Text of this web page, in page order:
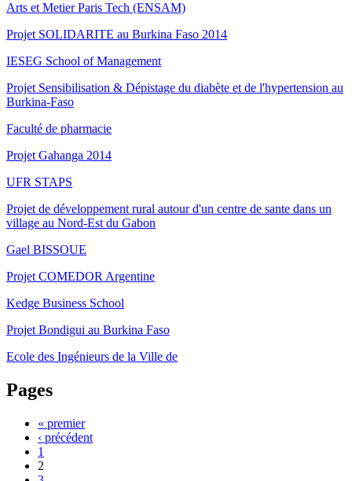
Arts et Metier Paris Tech (ENSAM)
Projet SOLIDARITE au Burkina Faso 2014
IESEG School of Management
Projet Sensibilisation & Dépistage du diabète et de l'hypertension au
Burkina-Faso
Faculté de pharmacie
Projet Gahanga 2014
UFR STAPS
Projet de développement rural autour d'un centre de sante dans un
village au Nord-Est du Gabon
Gael BISSOUE
Projet COMEDOR Argentine
Kedge Business School
Projet Bondigui au Burkina Faso
Ecole des Ingénieurs de la Ville de
Pages
« premier
‹ précédent
1
2